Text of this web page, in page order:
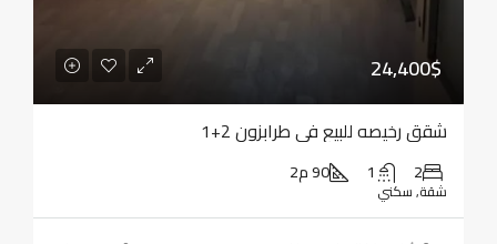
24,400$
شقق رخيصه للبيع في طرابزون 2+1
2
1 90 م2
شقة, سكني